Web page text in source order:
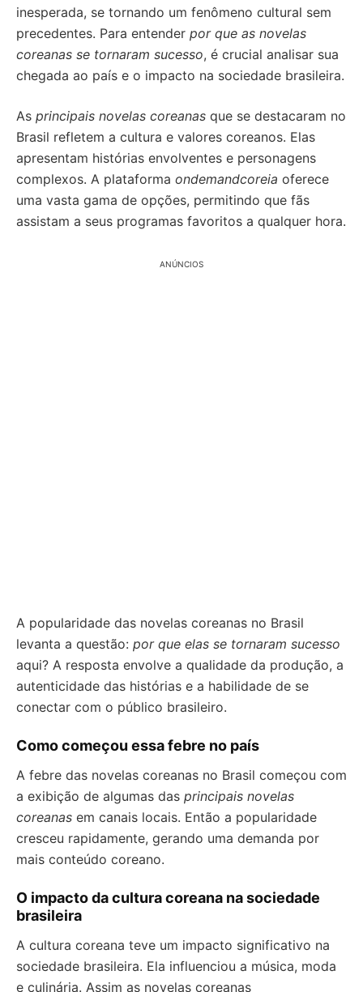
inesperada, se tornando um fenômeno cultural sem
precedentes. Para entender por que as novelas
coreanas se tornaram sucesso, é crucial analisar sua
chegada ao país e o impacto na sociedade brasileira.
As principais novelas coreanas que se destacaram no
Brasil refletem a cultura e valores coreanos. Elas
apresentam histórias envolventes e personagens
complexos. A plataforma ondemandcoreia oferece
uma vasta gama de opções, permitindo que fãs
assistam a seus programas favoritos a qualquer hora.
ANÚNCIOS
A popularidade das novelas coreanas no Brasil
levanta a questão: por que elas se tornaram sucesso
aqui? A resposta envolve a qualidade da produção, a
autenticidade das histórias e a habilidade de se
conectar com o público brasileiro.
Como começou essa febre no país
A febre das novelas coreanas no Brasil começou com
a exibição de algumas das principais novelas
coreanas em canais locais. Então a popularidade
cresceu rapidamente, gerando uma demanda por
mais conteúdo coreano.
O impacto da cultura coreana na sociedade
brasileira
A cultura coreana teve um impacto significativo na
sociedade brasileira. Ela influenciou a música, moda
e culinária. Assim as novelas coreanas